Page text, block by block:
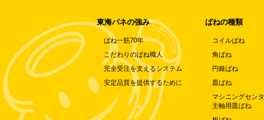
東海バネの強み
ばね一筋70年
こだわりのばね職人
完全受注を支えるシステム
安定品質を提供するために
ばねの種類
コイルばね
角ばね
円錐ばね
皿ばね
マシニングセンタ
主軸用皿ばね